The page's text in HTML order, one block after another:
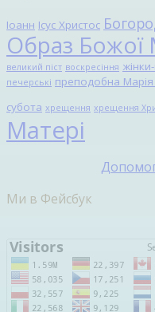
Іоанн Ісус Христос
Образ Божої
великий піст воскресіння
печерські преподобна Марія
субота хрещення хрещення
Матері
Ми в Фейсбук